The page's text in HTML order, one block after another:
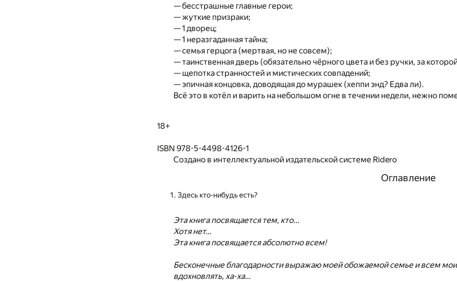
— бесстрашные главные герои;
— жуткие призраки;
— 1 дворец;
— 1 неразгаданная тайна;
— семья герцога (мертвая, но не совсем);
— таинственная дверь (обязательно чёрного цвета и без ручки, за
— щепотка странностей и мистических совпадений;
— эпичная концовка, доводящая до мурашек (хеппи энд? Едва ли).
Всё это в котёл и варить на небольшом огне в течении недели, нежно
18+
ISBN 978-5-4498-4126-1
Создано в интеллектуальной издательской системе Ridero
Оглавление
Здесь кто-нибудь есть?
Эта книга посвящается тем, кто…
Хотя нет…
Эта книга посвящается абсолютно всем!
Бесконечные благодарности выражаю моей обожаемой семье и всем
вдохновлять, ха-ха…